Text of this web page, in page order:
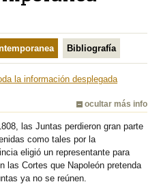
Bibliografía
la información desplegada
ocultar más info
las Juntas perdieron gran parte
como tales por la
eligió un representante para
las Cortes que Napoleón pretenda
ya no se reúnen.